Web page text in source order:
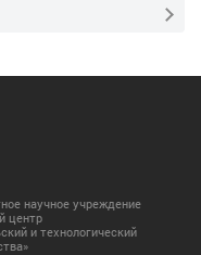
научное учреждение
центр
и технологический